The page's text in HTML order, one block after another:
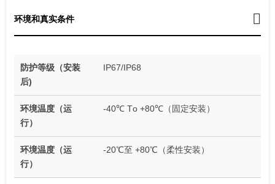
环境和真实条件
防护等级（安装
后)
IP67/IP68
环境温度（运
行）
-40℃ Tо +80℃（固定安装）
环境温度（运
行）
-20℃至 +80℃（柔性安装）